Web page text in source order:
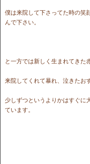
僕は来院して下さってた時の笑
んで下さい。
と一方では新しく生まれてきた
来院してくれて暴れ、泣きたお
少しずつというよりかはすぐに
ています。